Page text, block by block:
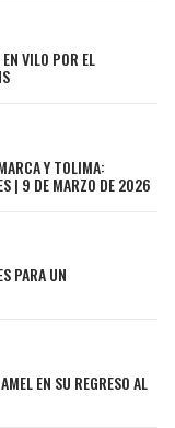
VILO POR EL
Y TOLIMA:
| 9 DE MARZO DE 2026
PARA UN
EN SU REGRESO AL